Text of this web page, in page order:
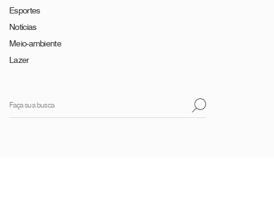
Esportes
Notícias
Meio-ambiente
Lazer